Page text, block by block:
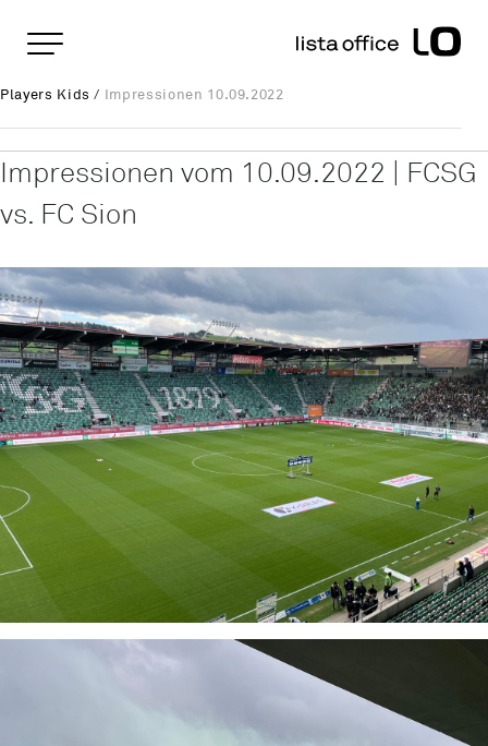
Impressionen 10.09.2022
Home
Kontakt
Metanavigation
Rootline Navigation
Players Kids / Impressionen 10.09.2022
Impressionen vom 10.09.2022 | FCSG
vs. FC Sion